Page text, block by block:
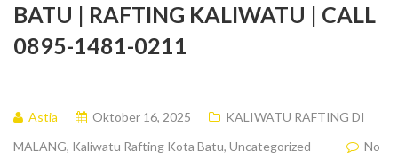
BATU | RAFTING KALIWATU | CALL
0895-1481-0211
Astia Oktober 16, 2025
KALIWATU RAFTING DI
MALANG, Kaliwatu Rafting Kota Batu, Uncategorized
No